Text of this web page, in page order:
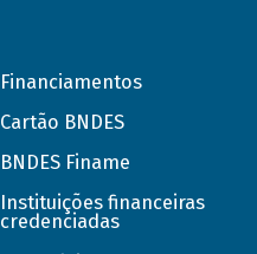
Financiamentos
Cartão BNDES
BNDES Finame
Instituições financeiras
credenciadas